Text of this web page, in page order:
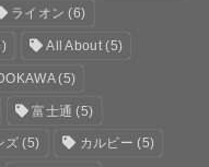
ライオン (6)
All About(5)
(5)
富士通 (5)
ズ (5) カルビー (5)